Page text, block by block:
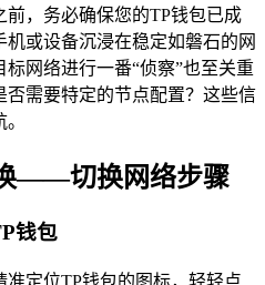
，务必确保您的TP钱包已成
或设备沉浸在稳定如磐石的网
网络进行一番“侦察”也至关重
需要特定的节点配置？这些信
——切换网络步骤
钱包